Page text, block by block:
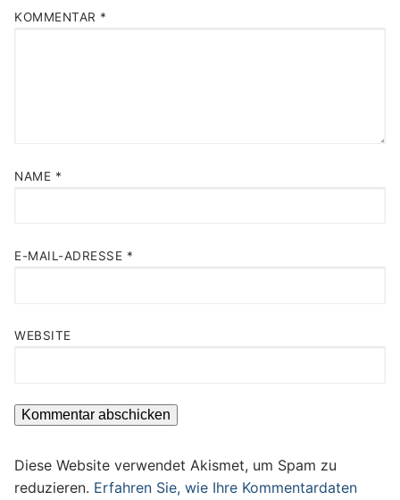
KOMMENTAR *
NAME *
E-MAIL-ADRESSE *
WEBSITE
Diese Website verwendet Akismet, um Spam zu
reduzieren. Erfahren Sie, wie Ihre Kommentardaten